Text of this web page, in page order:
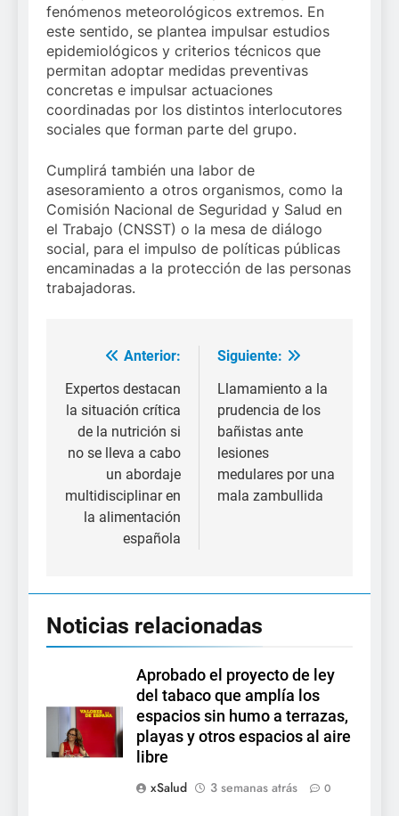
fenómenos meteorológicos extremos. En
este sentido, se plantea impulsar estudios
epidemiológicos y criterios técnicos que
permitan adoptar medidas preventivas
concretas e impulsar actuaciones
coordinadas por los distintos interlocutores
sociales que forman parte del grupo.
Cumplirá también una labor de
asesoramiento a otros organismos, como la
Comisión Nacional de Seguridad y Salud en
el Trabajo (CNSST) o la mesa de diálogo
social, para el impulso de políticas públicas
encaminadas a la protección de las personas
trabajadoras.
Navegación
de
entradas
Anterior:
Expertos destacan
la situación crítica
de la nutrición si
no se lleva a cabo
un abordaje
multidisciplinar en
la alimentación
española
Siguiente:
Llamamiento a la
prudencia de los
bañistas ante
lesiones
medulares por una
mala zambullida
Noticias relacionadas
Aprobado el proyecto de ley
del tabaco que amplía los
espacios sin humo a terrazas,
playas y otros espacios al aire
libre
xSalud
3 semanas atrás 0